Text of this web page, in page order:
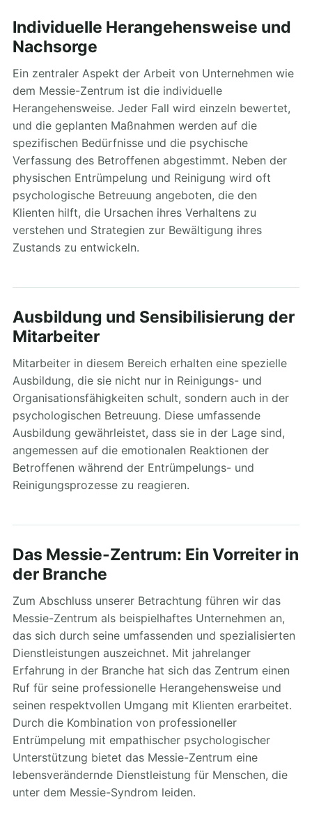
Individuelle Herangehensweise und
Nachsorge
Ein zentraler Aspekt der Arbeit von Unternehmen wie
dem Messie-Zentrum ist die individuelle
Herangehensweise. Jeder Fall wird einzeln bewertet,
und die geplanten Maßnahmen werden auf die
spezifischen Bedürfnisse und die psychische
Verfassung des Betroffenen abgestimmt. Neben der
physischen Entrümpelung und Reinigung wird oft
psychologische Betreuung angeboten, die den
Klienten hilft, die Ursachen ihres Verhaltens zu
verstehen und Strategien zur Bewältigung ihres
Zustands zu entwickeln.
Ausbildung und Sensibilisierung der
Mitarbeiter
Mitarbeiter in diesem Bereich erhalten eine spezielle
Ausbildung, die sie nicht nur in Reinigungs- und
Organisationsfähigkeiten schult, sondern auch in der
psychologischen Betreuung. Diese umfassende
Ausbildung gewährleistet, dass sie in der Lage sind,
angemessen auf die emotionalen Reaktionen der
Betroffenen während der Entrümpelungs- und
Reinigungsprozesse zu reagieren.
Das Messie-Zentrum: Ein Vorreiter in
der Branche
Zum Abschluss unserer Betrachtung führen wir das
Messie-Zentrum als beispielhaftes Unternehmen an,
das sich durch seine umfassenden und spezialisierten
Dienstleistungen auszeichnet. Mit jahrelanger
Erfahrung in der Branche hat sich das Zentrum einen
Ruf für seine professionelle Herangehensweise und
seinen respektvollen Umgang mit Klienten erarbeitet.
Durch die Kombination von professioneller
Entrümpelung mit empathischer psychologischer
Unterstützung bietet das Messie-Zentrum eine
lebensverändernde Dienstleistung für Menschen, die
unter dem Messie-Syndrom leiden.